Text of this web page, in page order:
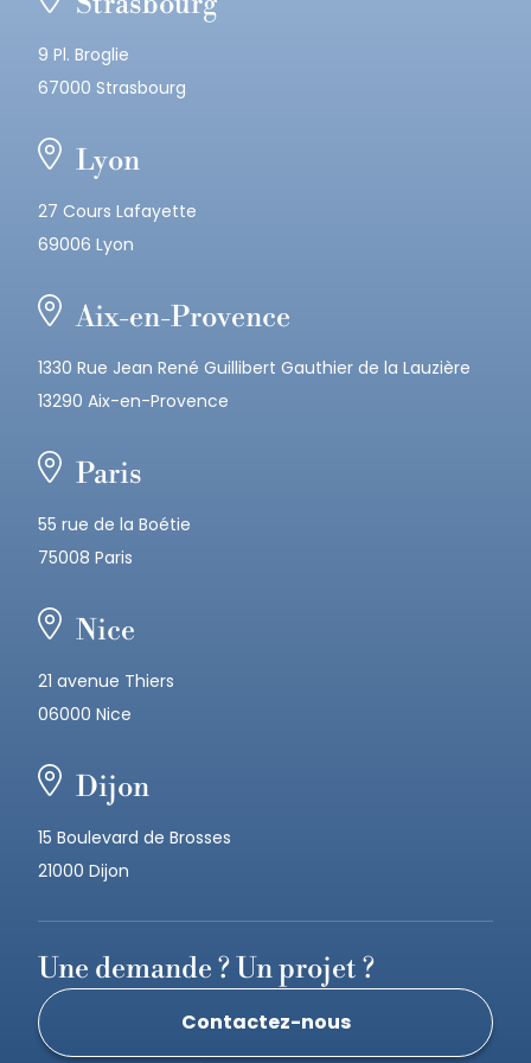
9 Pl. Broglie
67000 Strasbourg
Lyon
27 Cours Lafayette
69006 Lyon
Aix-en-Provence
1330 Rue Jean René Guillibert Gauthier de la Lauzière
13290 Aix-en-Provence
Paris
55 rue de la Boétie
75008 Paris
Nice
21 avenue Thiers
06000 Nice
Dijon
15 Boulevard de Brosses
21000 Dijon
Une demande ? Un projet ?
Contactez-nous